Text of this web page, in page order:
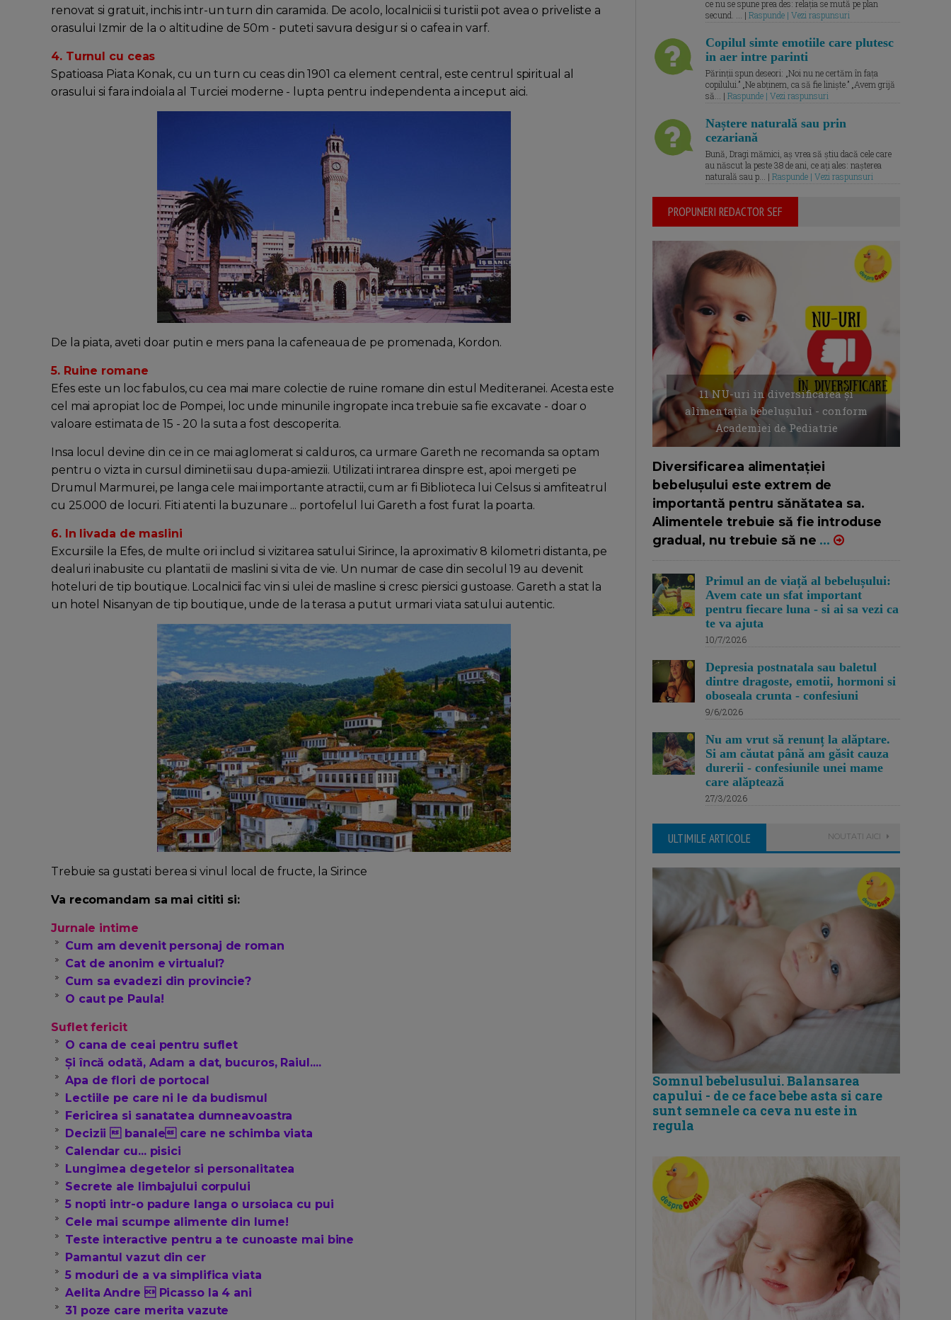
renovat si gratuit, inchis intr-un turn din caramida. De acolo, localnicii si turistii pot avea o priveliste a
orasului Izmir de la o altitudine de 50m - puteti savura desigur si o cafea in varf.
4. Turnul cu ceas
Spatioasa Piata Konak, cu un turn cu ceas din 1901 ca element central, este centrul spiritual al
orasului si fara indoiala al Turciei moderne - lupta pentru independenta a inceput aici.
De la piata, aveti doar putin e mers pana la cafeneaua de pe promenada, Kordon.
5. Ruine romane
Efes este un loc fabulos, cu cea mai mare colectie de ruine romane din estul Mediteranei. Acesta este
cel mai apropiat loc de Pompei, loc unde minunile ingropate inca trebuie sa fie excavate - doar o
valoare estimata de 15 - 20 la suta a fost descoperita.
Insa locul devine din ce in ce mai aglomerat si calduros, ca urmare Gareth ne recomanda sa optam
pentru o vizta in cursul diminetii sau dupa-amiezii. Utilizati intrarea dinspre est, apoi mergeti pe
Drumul Marmurei, pe langa cele mai importante atractii, cum ar fi Biblioteca lui Celsus si amfiteatrul
cu 25.000 de locuri. Fiti atenti la buzunare ... portofelul lui Gareth a fost furat la poarta.
6. In livada de maslini
Excursiile la Efes, de multe ori includ si vizitarea satului Sirince, la aproximativ 8 kilometri distanta, pe
dealuri inabusite cu plantatii de maslini si vita de vie. Un numar de case din secolul 19 au devenit
hoteluri de tip boutique. Localnicii fac vin si ulei de masline si cresc piersici gustoase. Gareth a stat la
un hotel Nisanyan de tip boutique, unde de la terasa a putut urmari viata satului autentic.
Trebuie sa gustati berea si vinul local de fructe, la Sirince
Va recomandam sa mai cititi si:
Jurnale intime
Cum am devenit personaj de roman
Cat de anonim e virtualul?
Cum sa evadezi din provincie?
O caut pe Paula!
Suflet fericit
O cana de ceai pentru suflet
Şi încă odată, Adam a dat, bucuros, Raiul....
Apa de flori de portocal
Lectiile pe care ni le da budismul
Fericirea si sanatatea dumneavoastra
Decizii  banale care ne schimba viata
Calendar cu... pisici
Lungimea degetelor si personalitatea
Secrete ale limbajului corpului
5 nopti intr-o padure langa o ursoiaca cu pui
Cele mai scumpe alimente din lume!
Teste interactive pentru a te cunoaste mai bine
Pamantul vazut din cer
5 moduri de a va simplifica viata
Aelita Andre  Picasso la 4 ani
31 poze care merita vazute
ce nu se spune prea des: relația se mută pe plan
secund. ... | Raspunde | Vezi raspunsuri
Copilul simte emotiile care plutesc
in aer intre parinti
Părinții spun deseori: „Noi nu ne certăm în fața
copilului.” „Ne abținem, ca să fie liniște.” „Avem grijă
să... | Raspunde | Vezi raspunsuri
Naștere naturală sau prin
cezariană
Bună, Dragi mămici, aș vrea să știu dacă cele care
au născut la peste 38 de ani, ce ați ales: nașterea
naturală sau p... | Raspunde | Vezi raspunsuri
PROPUNERI REDACTOR SEF
11 NU-uri in diversificarea și
alimentația bebelușului - conform
Academiei de Pediatrie
Diversificarea alimentației
bebelușului este extrem de
importantă pentru sănătatea sa.
Alimentele trebuie să fie introduse
gradual, nu trebuie să ne ...
Primul an de viață al bebelușului:
Avem cate un sfat important
pentru fiecare luna - si ai sa vezi ca
te va ajuta
10/7/2026
Depresia postnatala sau baletul
dintre dragoste, emotii, hormoni si
oboseala crunta - confesiuni
9/6/2026
Nu am vrut să renunț la alăptare.
Si am căutat până am găsit cauza
durerii - confesiunile unei mame
care alăptează
27/3/2026
ULTIMILE ARTICOLE NOUTATI AICI
Somnul bebelusului. Balansarea
capului - de ce face bebe asta si care
sunt semnele ca ceva nu este in
regula